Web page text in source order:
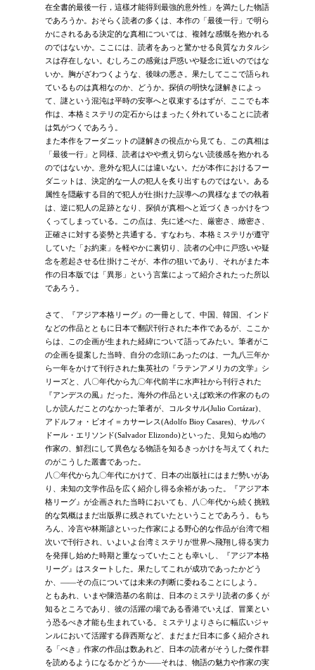
在全書的最後一行，這樣才能得到最強的意外性」を満たした物語
であろうか。おそらく読者の多くは、本作の「最後一行」で明ら
かにされるある決定的な真相については、複雑な感慨を抱かれる
のではないか。ここには、読者をあっと驚かせる良質なカタルシ
スは存在しない。むしろこの感覚は戸惑いや疑念に近いのではな
いか。胸がざわつくような、後味の悪さ。果たしてここで語られ
ているものは真相なのか、どうか。探偵の明快な謎解きによっ
て、謎という混沌は平時の安寧へと収束するはずが、ここでも本
作は、本格ミステリの定石からはまったく外れていることに読者
は気がつくであろう。
また本作をフーダニットの謎解きの視点から見ても、この真相は
「最後一行」と同様、読者はやや煮え切らない読後感を抱かれる
のではないか。意外な犯人には違いない。だが本作におけるフー
ダニットは、決定的な一人の犯人を炙り出すものではない。ある
属性を隠蔽する目的で犯人が仕掛けた誤導への異様なまでの執着
は、逆に犯人の足跡となり、探偵が真相へと近づくきっかけをつ
くってしまっている。この点は、先に述べた、厳密さ、緻密さ、
正確さに対する姿勢と共通する。すなわち、本格ミステリが遵守
していた「お約束」を軽やかに裏切り、読者の心中に戸惑いや疑
念を惹起させる仕掛けこそが、本作の狙いであり、それがまた本
作の日本版では「異形」という言葉によって紹介されたった所以
であろう。
さて、『アジア本格リーグ』の一冊として、中国、韓国、インド
などの作品とともに日本で翻訳刊行された本作であるが、ここか
らは、この企画が生まれた経緯について語ってみたい。筆者がこ
の企画を提案した当時、自分の念頭にあったのは、一九八三年か
ら一年をかけて刊行された集英社の『ラテンアメリカの文学』シ
リーズと、八〇年代から九〇年代前半に水声社から刊行された
『アンデスの風』だった。海外の作品といえば欧米の作家のもの
しか読んだことのなかった筆者が、コルタサル(Julio Cortázar)、
アドルフォ・ビオイ＝カサーレス(Adolfo Bioy Casares)、サルバ
ドール・エリソンド(Salvador Elizondo)といった、見知らぬ地の
作家の、鮮烈にして異色なる物語を知るきっかけを与えてくれた
のがこうした叢書であった。
八〇年代から九〇年代にかけて、日本の出版社にはまだ勢いがあ
り、未知の文学作品を広く紹介し得る余裕があった。『アジア本
格リーグ』が企画された当時においても、八〇年代から続く挑戦
的な気概はまだ出版界に残されていたということであろう。もち
ろん、冷言や林斯諺といった作家による野心的な作品が台湾で相
次いで刊行され、いよいよ台湾ミステリが世界へ飛翔し得る実力
を発揮し始めた時期と重なっていたことも幸いし、『アジア本格
リーグ』はスタートした。果たしてこれが成功であったかどう
か、――その点については未来の判断に委ねることにしよう。
ともあれ、いまや陳浩基の名前は、日本のミステリ読者の多くが
知るところであり、彼の活躍の場である香港でいえば、冒業とい
う恐るべき才能も生まれている。ミステリよりさらに幅広いジャ
ンルにおいて活躍する薛西斯など、まだまだ日本に多く紹介され
る「べき」作家の作品は数あれど、日本の読者がそうした傑作群
を読めるようになるかどうか――それは、物語の魅力や作家の実